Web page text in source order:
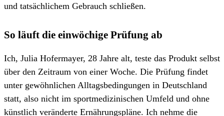
und tatsächlichem Gebrauch schließen.
So läuft die einwöchige Prüfung ab
Ich, Julia Hofermayer, 28 Jahre alt, teste das Produkt selbst
über den Zeitraum von einer Woche. Die Prüfung findet
unter gewöhnlichen Alltagsbedingungen in Deutschland
statt, also nicht im sportmedizinischen Umfeld und ohne
künstlich veränderte Ernährungspläne. Ich nehme die